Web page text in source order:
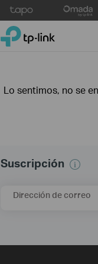
TP-Link, Reliably Smart
Lo sentimos, no se
Suscripción
Dirección de correo